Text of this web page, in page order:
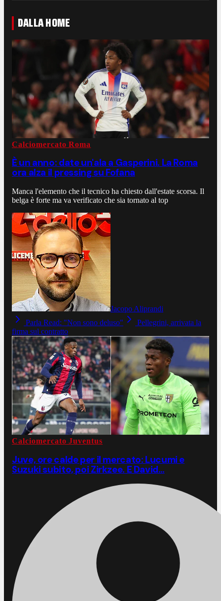
DALLA HOME
Calciomercato Roma
È un anno: date un'ala a Gasperini. La Roma
ora alza il pressing su Fofana
Manca l'elemento che il tecnico ha chiesto dall'estate scorsa. Il
belga è forte ma va verificato che sia tornato al top
Jacopo Aliprandi
Parla Read: "Non sono deluso"
Pellegrini, arrivata la
firma sul contratto
Calciomercato Juventus
Juve, ore calde per il mercato: Lucumi e
Suzuki subito, poi Zirkzee. E David…